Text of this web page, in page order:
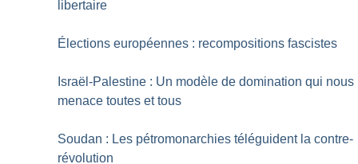
libertaire
Élections européennes : recompositions fascistes
Israël-Palestine : Un modèle de domination qui nous
menace toutes et tous
Soudan : Les pétromonarchies téléguident la contre-
révolution